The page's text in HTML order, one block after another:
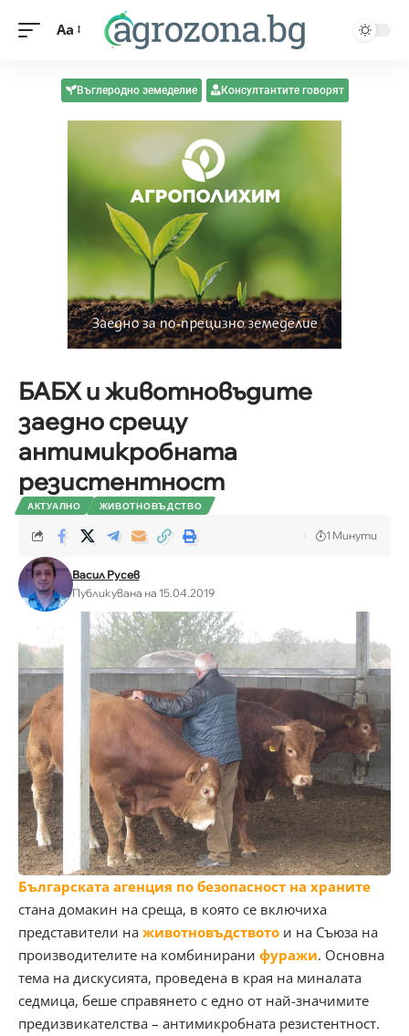
Aa
Въглеродно земеделие Консултантите говорят
БАБХ и животновъдите
заедно срещу
антимикробната
резистентност
АКТУАЛНО ЖИВОТНОВЪДСТВО
Васил Русев
Публикувана на 15.04.2019
1 Минути
Българската агенция по безопасност на храните
стана домакин на среща, в която се включиха
представители на животновъдството и на Съюза на
производителите на комбинирани фуражи. Основна
тема на дискусията, проведена в края на миналата
седмица, беше справянето с едно от най-значимите
предизвикателства – антимикробната резистентност.